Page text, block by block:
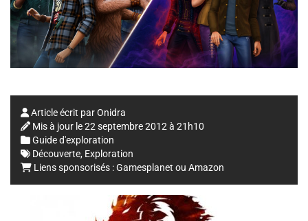
Article écrit parOnidra
Mis à jour le22 septembre 2012 à 21h10
Guide d'exploration
Découverte, Exploration
Liens sponsorisés :Gamesplanet ou Amazon